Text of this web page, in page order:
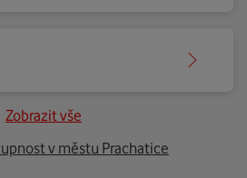
Zobrazit vše
v městu Prachatice